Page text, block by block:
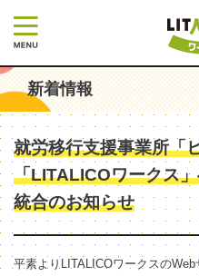
新着情報
就労移行支援事業所「
「LITALICOワークス
統合のお知らせ
平素よりLITALICOワークスの